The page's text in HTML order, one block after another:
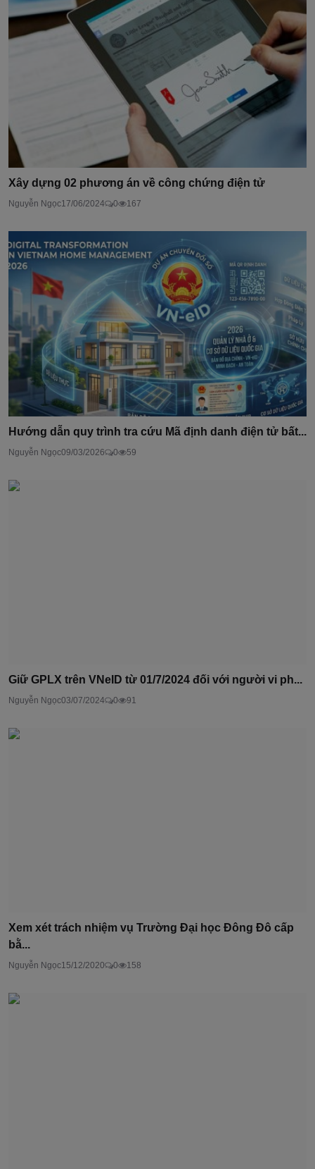
Xây dựng 02 phương án về công chứng điện tử
Nguyễn Ngọc17/06/2024 0 167
Hướng dẫn quy trình tra cứu Mã định danh điện tử bất...
Nguyễn Ngọc09/03/2026 0 59
Giữ GPLX trên VNeID từ 01/7/2024 đối với người vi ph...
Nguyễn Ngọc03/07/2024 0 91
Xem xét trách nhiệm vụ Trường Đại học Đông Đô cấp
bằ...
Nguyễn Ngọc15/12/2020 0 158